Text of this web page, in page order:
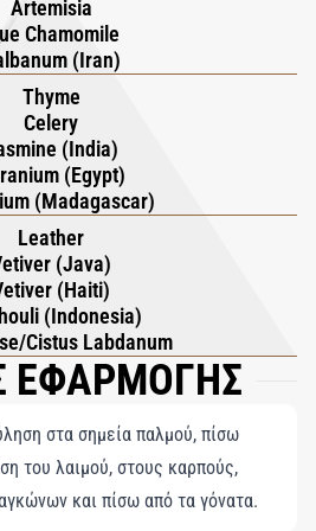
Artemisia
Chamomile
(Iran)
Thyme
Celery
(India)
(Egypt)
(Madagascar)
Leather
(Java)
(Haiti)
(Indonesia)
Cistus Labdanum
ΕΦΑΡΜΟΓΗΣ
στα σημεία παλμού, πίσω
του λαιμού, στους καρπούς,
και πίσω από τα γόνατα.